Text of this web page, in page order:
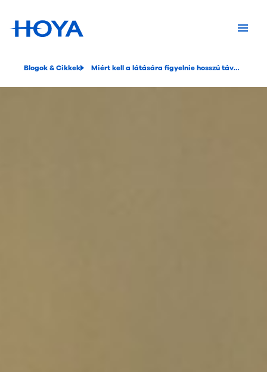
Blogok & Cikkek Miért kell a látására figyelnie hosszú távon?